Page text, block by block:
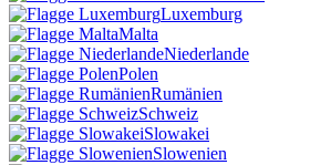
Luxemburg
Malta
Niederlande
Polen
Rumänien
Schweiz
Slowakei
Slowenien